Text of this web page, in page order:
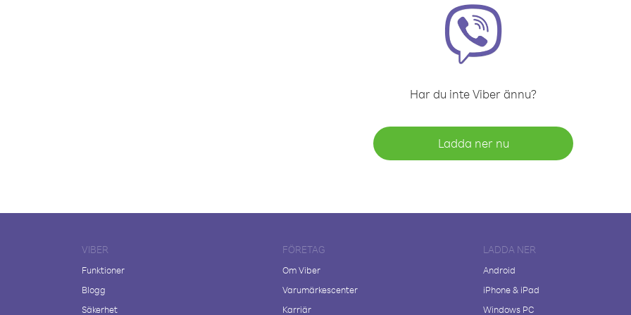
Har du inte Viber ännu?
Ladda ner nu
VIBER
Funktioner
Blogg
Säkerhet
FÖRETAG
Om Viber
Varumärkescenter
Karriär
LADDA NER
Android
iPhone & iPad
Windows PC